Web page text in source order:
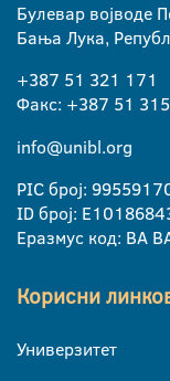
Булевар војводе
Бања Лука,
+387 51 321 171
Факс: +387 51
info@unibl.org
PIC број:
ID број:
Еразмус код: BA
Корисни
Универзитет